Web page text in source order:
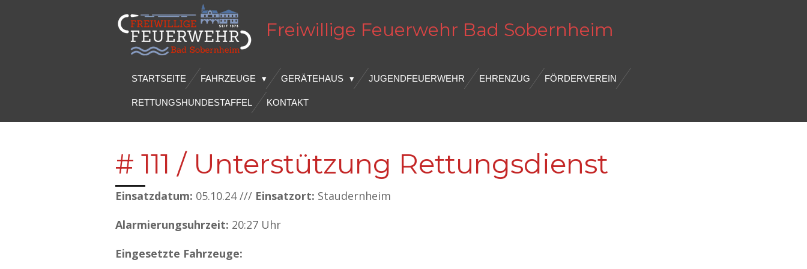
Freiwillige Feuerwehr Bad Sobernheim
STARTSEITE FAHRZEUGE GERÄTEHAUS JUGENDFEUERWEHR EHRENZUG FÖRDERVEREIN
RETTUNGSHUNDESTAFFEL KONTAKT
# 111 / Unterstützung Rettungsdienst
Einsatzdatum: 05.10.24 /// Einsatzort: Staudernheim
Alarmierungsuhrzeit: 20:27 Uhr
Eingesetzte Fahrzeuge: